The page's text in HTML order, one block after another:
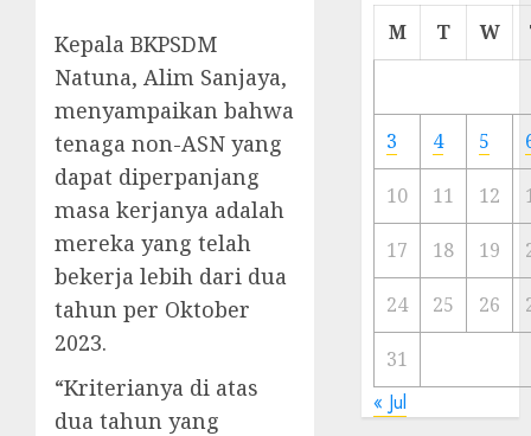
Kepala BKPSDM
Natuna, Alim Sanjaya,
menyampaikan bahwa
tenaga non-ASN yang
dapat diperpanjang
masa kerjanya adalah
mereka yang telah
bekerja lebih dari dua
tahun per Oktober
2023.
“Kriterianya di atas
dua tahun yang
Cermin
Ibu
Kota
23/11/
M T W
3 4 5
10 11 12
17 18 19
24 25 26
31
« Jul